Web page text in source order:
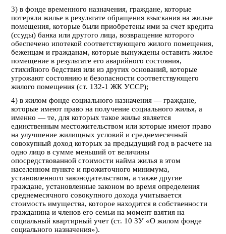
3) в фонде временного назначения, граждане, которые
потеряли жилье в результате обращения взыскания на жилые
помещения, которые были приобретены ими за счет кредита
(ссуды) банка или другого лица, возвращение которого
обеспечено ипотекой соответствующего жилого помещения,
беженцам и гражданам, которые вынуждены оставить жилое
помещение в результате его аварийного состояния,
стихийного бедствия или из других оснований, которые
угрожают состоянию и безопасности соответствующего
жилого помещения (ст. 132-1 ЖК УССР);
4) в жилом фонде социального назначения — граждане,
которые имеют право на получение социального жилья, а
именно — те, для которых такое жилье является
единственным местожительством или которые имеют право
на улучшение жилищных условий и среднемесячный
совокупный доход которых за предыдущий год в расчете на
одно лицо в сумме меньший от величины
опосредствованной стоимости найма жилья в этом
населенном пункте и прожиточного минимума,
установленного законодательством, а также другие
граждане, установленные законом во время определения
среднемесячного совокупного дохода учитывается
стоимость имущества, которое находится в собственности
гражданина и членов его семьи на момент взятия на
социальный квартирный учет (ст. 10 ЗУ «О жилом фонде
социального назначения»).